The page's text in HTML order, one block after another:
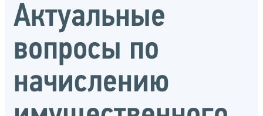
Актуальные
вопросы по
начислению